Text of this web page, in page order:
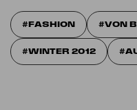
FASHION VON
WINTER 2012